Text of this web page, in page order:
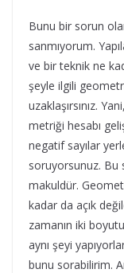
Bunu bir sorun
sanmıyorum.
ve bir teknik ne
şeyle ilgili
uzaklaşırsınız.
metriği hesabı
negatif sayılar
soruyorsunuz. Bu
makuldür.
kadar da açık
zamanın iki
aynı şeyi
bunu sorabilirim.